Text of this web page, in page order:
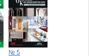
№ 5